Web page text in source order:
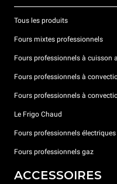
Tous les produits
Fours mixtes professionnels
Fours professionnels à cuisson
Fours professionnels à
Fours professionnels à
Le Frigo Chaud
Fours professionnels électriques
Fours professionnels gaz
ACCESSOIRES